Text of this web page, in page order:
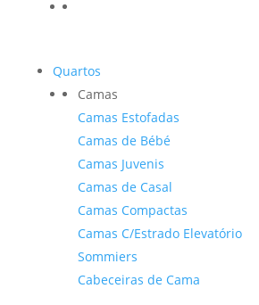
Quartos
Camas
Camas Estofadas
Camas de Bébé
Camas Juvenis
Camas de Casal
Camas Compactas
Camas C/Estrado Elevatório
Sommiers
Cabeceiras de Cama